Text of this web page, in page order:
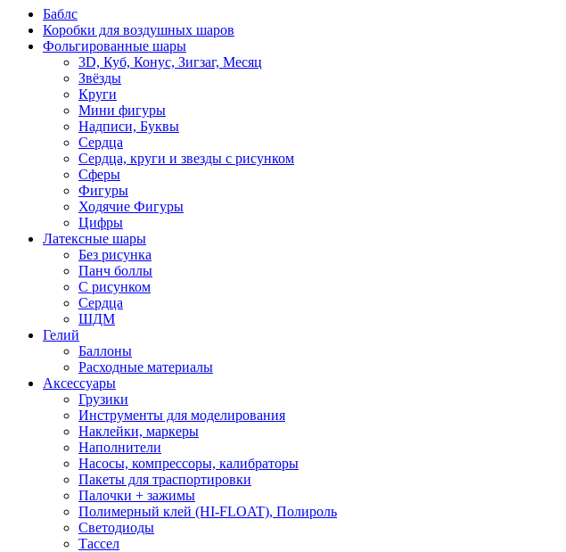
Баблс
Коробки для воздушных шаров
Фольгированные шары
3D, Куб, Конус, Зигзаг, Месяц
Звёзды
Круги
Мини фигуры
Надписи, Буквы
Сердца
Сердца, круги и звезды с рисунком
Сферы
Фигуры
Ходячие Фигуры
Цифры
Латексные шары
Без рисунка
Панч боллы
С рисунком
Сердца
ШДМ
Гелий
Баллоны
Расходные материалы
Аксессуары
Грузики
Инструменты для моделирования
Наклейки, маркеры
Наполнители
Насосы, компрессоры, калибраторы
Пакеты для траспортировки
Палочки + зажимы
Полимерный клей (HI-FLOAT), Полироль
Светодиоды
Тассел